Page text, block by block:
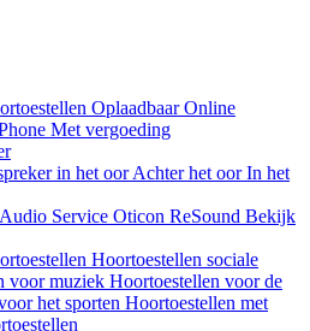
OplaadbaarOnline
Met vergoeding
in het oorAchter het oorIn het
Audio Service Oticon ReSound Bekijk
Hoortoestellen sociale
voor muziek Hoortoestellen voor de
het sporten Hoortoestellen met